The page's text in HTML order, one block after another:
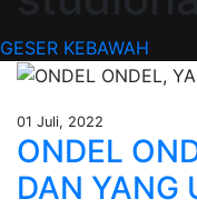
GESER KEBAWAH
01 Juli, 2022
ONDEL
DAN YANG